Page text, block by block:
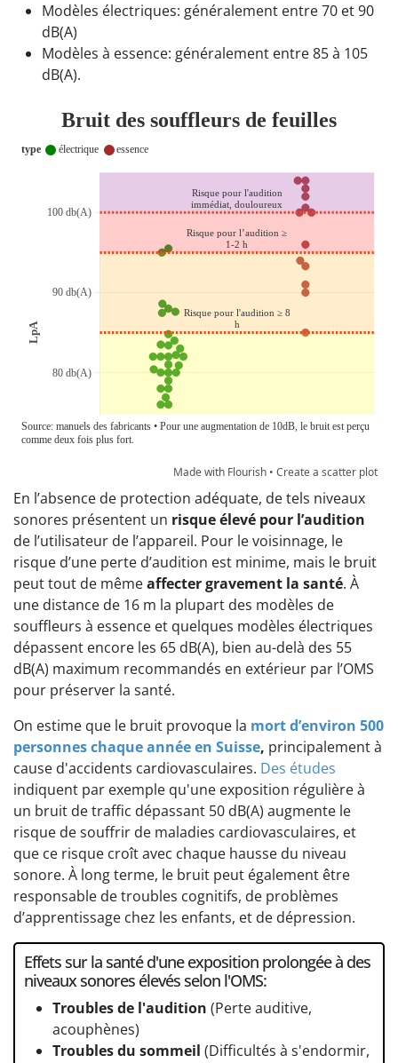
Modèles électriques: généralement entre 70 et 90
dB(A)
Modèles à essence: généralement entre 85 à 105
dB(A).
Made with Flourish • Create a scatter plot
En l’absence de protection adéquate, de tels niveaux
sonores présentent un risque élevé pour l’audition
de l’utilisateur de l’appareil. Pour le voisinnage, le
risque d’une perte d’audition est minime, mais le bruit
peut tout de mêmeaffecter gravement la santé. À
une distance de 16 m la plupart des modèles de
souffleurs à essence et quelques modèles électriques
dépassent encore les 65 dB(A), bien au-delà des 55
dB(A) maximum recommandés en extérieur par l’OMS
pour préserver la santé.
On estime que le bruit provoque la mort d’environ 500
personnes chaque année en Suisse, principalement à
cause d'accidents cardiovasculaires. Des études
indiquent par exemple qu'une exposition régulière à
un bruit de traffic dépassant 50 dB(A) augmente le
risque de souffrir de maladies cardiovasculaires, et
que ce risque croît avec chaque hausse du niveau
sonore. À long terme, le bruit peut également être
responsable de troubles cognitifs, de problèmes
d’apprentissage chez les enfants, et de dépression.
Effets sur la santé d'une exposition prolongée à des
niveaux sonores élevés selon l'OMS:
Troubles de l'audition (Perte auditive,
acouphènes)
Troubles du sommeil (Difficultés à s'endormir,